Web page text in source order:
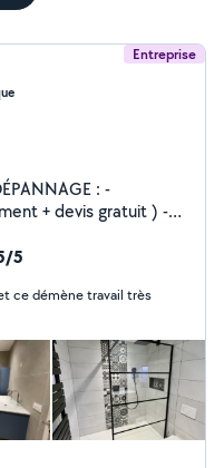
Entreprise
: -
, WC suspendu, bac
, paroie de douche
**
5
ce démène travail très